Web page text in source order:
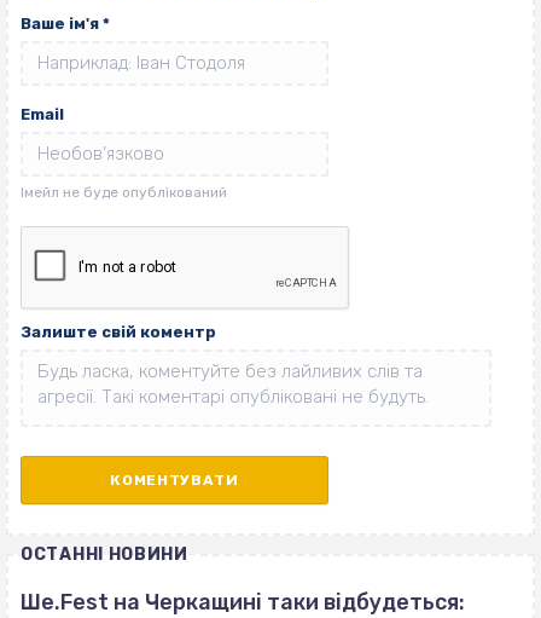
Ваше ім'я *
Email
Залиште свій коментр
ОСТАННІ НОВИНИ
Ше.Fest на Черкащині таки відбудеться: